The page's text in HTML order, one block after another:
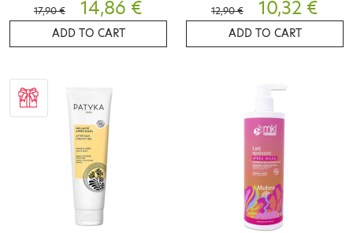
17,90 €
14,86 €
ADD TO CART
12,90 €
10,32 €
ADD TO CART